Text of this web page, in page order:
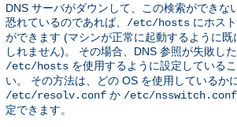
DNS サーバがダウンして、この検索ができな
恐れているのであれば、 /etc/hosts にホス
ができます (マシンが正常に起動するように既
しれません)。 その場合、DNS 参照が失敗し
/etc/hosts を使用するように設定している
い。 その方法は、どの OS を使用しているか
/etc/resolv.conf か /etc/nsswitch.conf
定できます。